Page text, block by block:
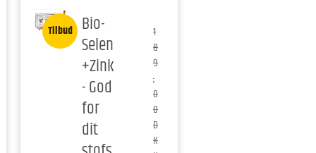
Tilbud Bio-
Selen
+Zink
- God
for
dit
1
8
9
,
0
0
D
K